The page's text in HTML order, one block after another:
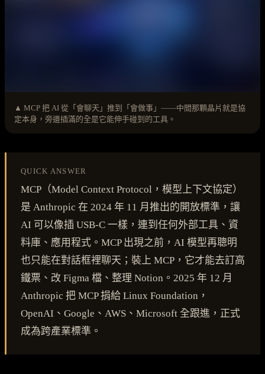
▲ MCP 把 AI 從「會聊天」推到「會做事」——中間那顆晶片就是協
定本身，旁邊插滿的全是它能伸手碰到的工具。
QUICK ANSWER
MCP（Model Context Protocol，模型上下文協定）
是 Anthropic 在 2024 年 11 月推出的開放標準，讓
AI 可以像插 USB-C 一樣，連到任何外部工具、資
料庫、應用程式。MCP 出現之前，AI 模型再聰明
也只能在對話框裡聊天；裝上 MCP，它才能去訂高
鐵票、改 Figma 檔、整理 Notion。2025 年 12 月
Anthropic 把 MCP 捐給 Linux Foundation，
OpenAI、Google、AWS、Microsoft 全跟進，正式
成為跨產業標準。